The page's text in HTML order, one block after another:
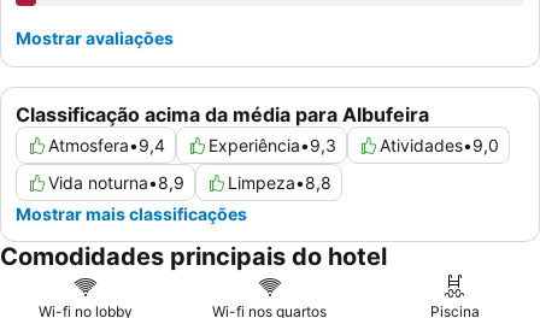
Classificação acima da média para Albufeira
Atmosfera•9,4 Experiência•9,3 Atividades•9,0
Vida noturna•8,9 Limpeza•8,8
Mostrar mais classificações
Mostrar avaliações
Comodidades principais do hotel
Wi-fi no lobby Wi-fi nos quartos Piscina